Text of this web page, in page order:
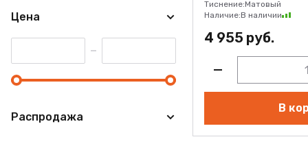
Цена
Распродажа
Тиснение:Матовый
Наличие:В наличии
4 955 руб.
В